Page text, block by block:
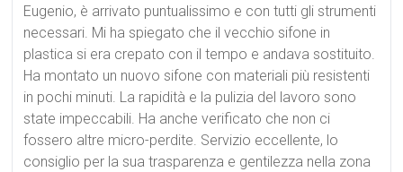
Eugenio, è arrivato puntualissimo e con tutti gli strumenti
necessari. Mi ha spiegato che il vecchio sifone in
plastica si era crepato con il tempo e andava sostituito.
Ha montato un nuovo sifone con materiali più resistenti
in pochi minuti. La rapidità e la pulizia del lavoro sono
state impeccabili. Ha anche verificato che non ci
fossero altre micro-perdite. Servizio eccellente, lo
consiglio per la sua trasparenza e gentilezza nella zona